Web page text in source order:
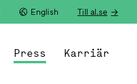
English Till al.se
Press Karriär